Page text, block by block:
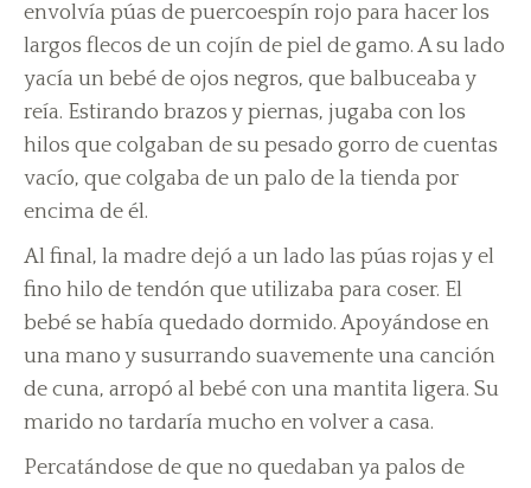
envolvía púas de puercoespín rojo para hacer los
largos flecos de un cojín de piel de gamo. A su lado
yacía un bebé de ojos negros, que balbuceaba y
reía. Estirando brazos y piernas, jugaba con los
hilos que colgaban de su pesado gorro de cuentas
vacío, que colgaba de un palo de la tienda por
encima de él.
Al final, la madre dejó a un lado las púas rojas y el
fino hilo de tendón que utilizaba para coser. El
bebé se había quedado dormido. Apoyándose en
una mano y susurrando suavemente una canción
de cuna, arropó al bebé con una mantita ligera. Su
marido no tardaría mucho en volver a casa.
Percatándose de que no quedaban ya palos de